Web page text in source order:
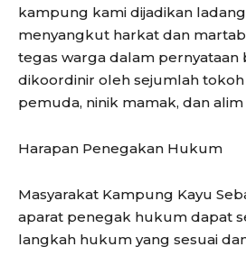
kampung kami dijadikan
menyangkut harkat dan
tegas warga dalam pernyataan
dikoordinir oleh sejumlah tokoh
pemuda, ninik mamak, dan
Harapan Penegakan Hukum
Masyarakat Kampung Kayu
aparat penegak hukum dapat
langkah hukum yang sesuai